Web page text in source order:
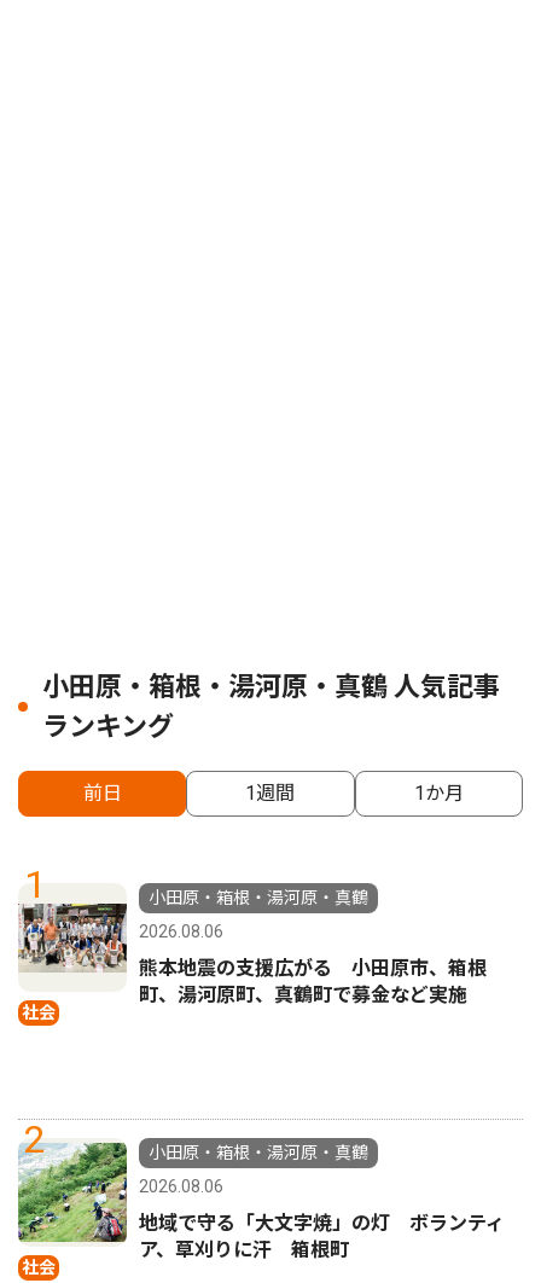
小田原・箱根・湯河原・真鶴 人気記事
ランキング
前日 1週間 1か月
1
社会
小田原・箱根・湯河原・真鶴
2026.08.06
熊本地震の支援広がる 小田原市、箱根
町、湯河原町、真鶴町で募金など実施
2
社会
小田原・箱根・湯河原・真鶴
2026.08.06
地域で守る「大文字焼」の灯 ボランティ
ア、草刈りに汗 箱根町